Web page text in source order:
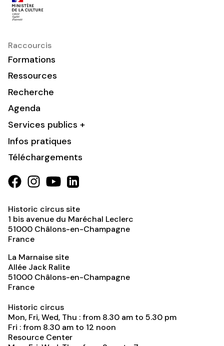
Raccourcis
Formations
Ressources
Recherche
Agenda
Services publics +
Infos pratiques
Téléchargements
Historic circus site
1 bis avenue du Maréchal Leclerc
51000 Châlons-en-Champagne
France
La Marnaise site
Allée Jack Ralite
51000 Châlons-en-Champagne
France
Historic circus
Mon, Fri, Wed, Thu : from 8.30 am to 5.30 pm
Fri : from 8.30 am to 12 noon
Resource Center